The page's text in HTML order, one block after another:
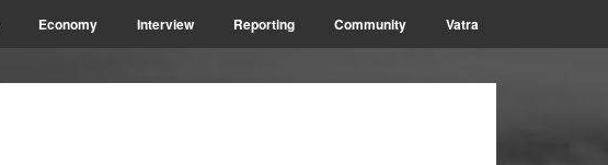
Economy Interview Reporting Community Vatra